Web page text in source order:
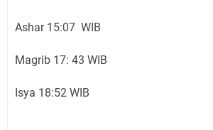
Ashar 15:07 WIB
Magrib 17: 43 WIB
Isya 18:52 WIB